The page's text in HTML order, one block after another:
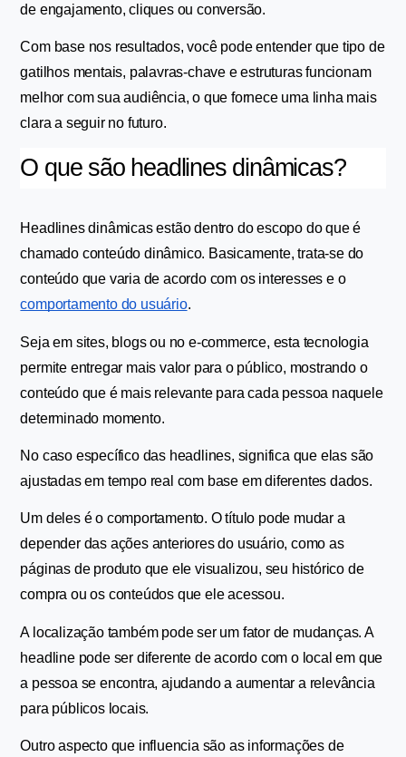
de engajamento, cliques ou conversão.
Com base nos resultados, você pode entender que tipo de
gatilhos mentais, palavras-chave e estruturas funcionam
melhor com sua audiência, o que fornece uma linha mais
clara a seguir no futuro.
O que são headlines dinâmicas?
Headlines dinâmicas estão dentro do escopo do que é
chamado conteúdo dinâmico. Basicamente, trata-se do
conteúdo que varia de acordo com os interesses e o
comportamento do usuário.
Seja em sites, blogs ou no e-commerce, esta tecnologia
permite entregar mais valor para o público, mostrando o
conteúdo que é mais relevante para cada pessoa naquele
determinado momento.
No caso específico das headlines, significa que elas são
ajustadas em tempo real com base em diferentes dados.
Um deles é o comportamento. O título pode mudar a
depender das ações anteriores do usuário, como as
páginas de produto que ele visualizou, seu histórico de
compra ou os conteúdos que ele acessou.
A localização também pode ser um fator de mudanças. A
headline pode ser diferente de acordo com o local em que
a pessoa se encontra, ajudando a aumentar a relevância
para públicos locais.
Outro aspecto que influencia são as informações de